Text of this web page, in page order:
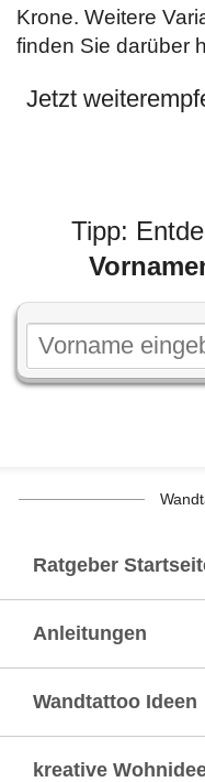
Krone. Weitere
finden Sie darüber
Jetzt
Tipp:
Ratgeber
Anleitungen
Wandtattoo Ideen
kreative